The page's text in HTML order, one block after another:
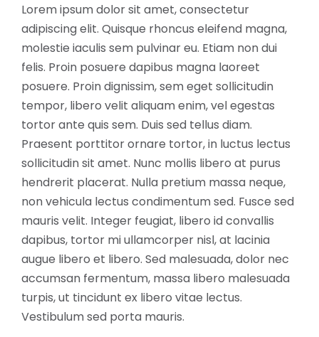
Lorem ipsum dolor sit amet, consectetur
adipiscing elit. Quisque rhoncus eleifend magna,
molestie iaculis sem pulvinar eu. Etiam non dui
felis. Proin posuere dapibus magna laoreet
posuere. Proin dignissim, sem eget sollicitudin
tempor, libero velit aliquam enim, vel egestas
tortor ante quis sem. Duis sed tellus diam.
Praesent porttitor ornare tortor, in luctus lectus
sollicitudin sit amet. Nunc mollis libero at purus
hendrerit placerat. Nulla pretium massa neque,
non vehicula lectus condimentum sed. Fusce sed
mauris velit. Integer feugiat, libero id convallis
dapibus, tortor mi ullamcorper nisl, at lacinia
augue libero et libero. Sed malesuada, dolor nec
accumsan fermentum, massa libero malesuada
turpis, ut tincidunt ex libero vitae lectus.
Vestibulum sed porta mauris.